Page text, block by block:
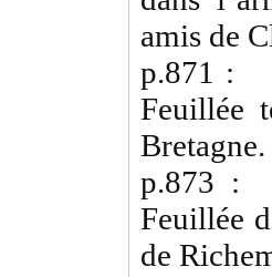
amis de
p.871 :
Feuillée
Bretagne.
p.873 :
Feuillée
de